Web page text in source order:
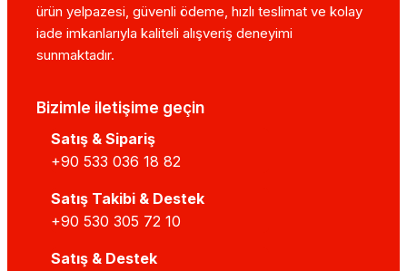
ürün yelpazesi, güvenli ödeme, hızlı teslimat ve kolay
iade imkanlarıyla kaliteli alışveriş deneyimi
sunmaktadır.
Bizimle iletişime geçin
Satış & Sipariş
+90 533 036 18 82
Satış Takibi & Destek
+90 530 305 72 10
Satış & Destek